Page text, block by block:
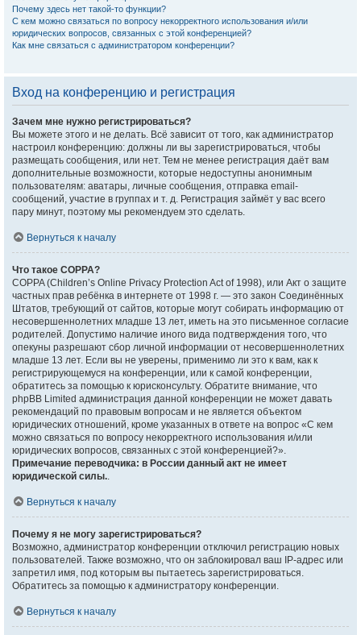
Почему здесь нет такой-то функции?
С кем можно связаться по вопросу некорректного использования и/или
юридических вопросов, связанных с этой конференцией?
Как мне связаться с администратором конференции?
Вход на конференцию и регистрация
Зачем мне нужно регистрироваться?
Вы можете этого и не делать. Всё зависит от того, как администратор
настроил конференцию: должны ли вы зарегистрироваться, чтобы
размещать сообщения, или нет. Тем не менее регистрация даёт вам
дополнительные возможности, которые недоступны анонимным
пользователям: аватары, личные сообщения, отправка email-
сообщений, участие в группах и т. д. Регистрация займёт у вас всего
пару минут, поэтому мы рекомендуем это сделать.
Вернуться к началу
Что такое COPPA?
COPPA (Children’s Online Privacy Protection Act of 1998), или Акт о защите
частных прав ребёнка в интернете от 1998 г. — это закон Соединённых
Штатов, требующий от сайтов, которые могут собирать информацию от
несовершеннолетних младше 13 лет, иметь на это письменное согласие
родителей. Допустимо наличие иного вида подтверждения того, что
опекуны разрешают сбор личной информации от несовершеннолетних
младше 13 лет. Если вы не уверены, применимо ли это к вам, как к
регистрирующемуся на конференции, или к самой конференции,
обратитесь за помощью к юрисконсульту. Обратите внимание, что
phpBB Limited администрация данной конференции не может давать
рекомендаций по правовым вопросам и не является объектом
юридических отношений, кроме указанных в ответе на вопрос «С кем
можно связаться по вопросу некорректного использования и/или
юридических вопросов, связанных с этой конференцией?».
Примечание переводчика: в России данный акт не имеет
юридической силы..
Вернуться к началу
Почему я не могу зарегистрироваться?
Возможно, администратор конференции отключил регистрацию новых
пользователей. Также возможно, что он заблокировал ваш IP-адрес или
запретил имя, под которым вы пытаетесь зарегистрироваться.
Обратитесь за помощью к администратору конференции.
Вернуться к началу